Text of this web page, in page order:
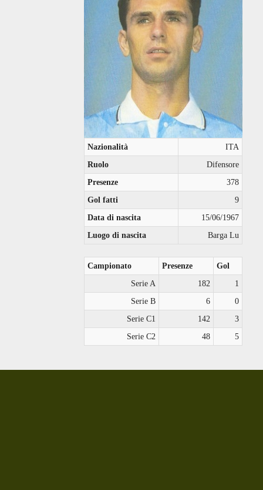
Nazionalità
ITA
Ruolo
Difensore
Presenze
378
Gol fatti
9
Data di nascita
15/06/1967
Luogo di nascita
Barga Lu
Campionato Presenze
Gol
Serie A
182
1
Serie B
6
0
Serie C1
142
3
Serie C2
48 5